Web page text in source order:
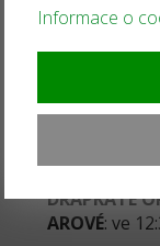
Kde čekat
vybraného
PLAZI A
TERÁRIA
: v 10:00
:
DRÁPKATÉ
AROVÉ: ve
Informace o